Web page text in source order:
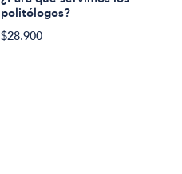
politólogos?
$28.900